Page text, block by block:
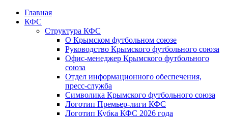
Главная
КФС
Структура КФС
О Крымском футбольном союзе
Руководство Крымского футбольного союза
Офис-менеджер Крымского футбольного
союза
Отдел информационного обеспечения,
пресс-служба
Символика Крымского футбольного союза
Логотип Премьер-лиги КФС
Логотип Кубка КФС 2026 года